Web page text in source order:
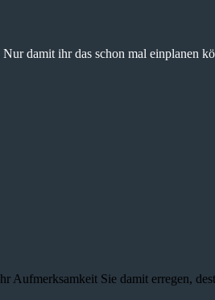
damit ihr das schon mal einplanen
Aufmerksamkeit Sie damit erregen,